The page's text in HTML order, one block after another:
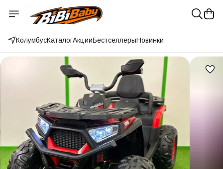
КолумбусКаталогАкцииБестселлерыНовинки